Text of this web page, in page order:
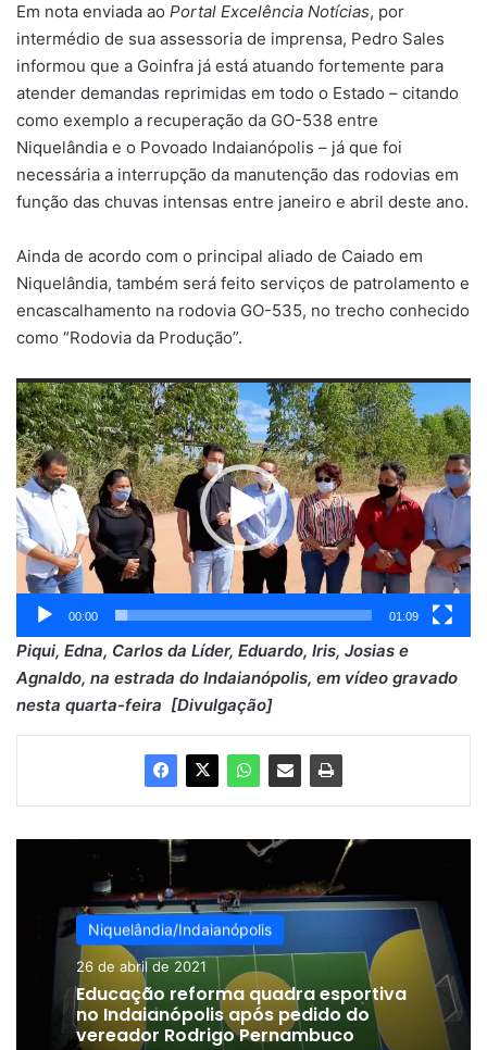
Em nota enviada ao Portal Excelência Notícias, por
intermédio de sua assessoria de imprensa, Pedro Sales
informou que a Goinfra já está atuando fortemente para
atender demandas reprimidas em todo o Estado – citando
como exemplo a recuperação da GO-538 entre
Niquelândia e o Povoado Indaianópolis – já que foi
necessária a interrupção da manutenção das rodovias em
função das chuvas intensas entre janeiro e abril deste ano.
Ainda de acordo com o principal aliado de Caiado em
Niquelândia, também será feito serviços de patrolamento e
encascalhamento na rodovia GO-535, no trecho conhecido
como “Rodovia da Produção”.
Tocador
de
vídeo
00:00 01:09
Piqui, Edna, Carlos da Líder, Eduardo, Iris, Josias e
Agnaldo, na estrada do Indaianópolis, em vídeo gravado
nesta quarta-feira [Divulgação]
Niquelândia/Indaianópolis
26 de abril de 2021
Educação reforma quadra esportiva
no Indaianópolis após pedido do
vereador Rodrigo Pernambuco